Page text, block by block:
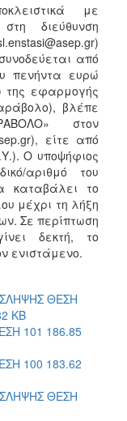
με
διεύθυνση
από
πενήντα ευρώ
της εφαρμογής
βλέπε
στον
είτε από
Ο υποψήφιος
αριθμό του
καταβάλει το
μέχρι τη λήξη
Σε περίπτωση
δεκτή, το
ενιστάμενο.
ΘΕΣΗ
KB
101 186.85
100 183.62
ΘΕΣΗ